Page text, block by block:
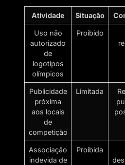
Atividade Situação
Uso não
autorizado
de
logotipos
olímpicos
Proibido
Publicidade
próxima
aos locais
de
competição
Limitada
Associação
indevida de
Proibida